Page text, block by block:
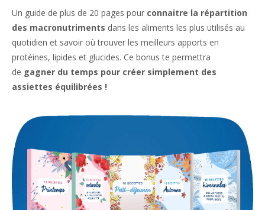
Un guide de plus de 20 pages pour connaitre la répartition
des macronutriments dans les aliments les plus utilisés au
quotidien et savoir où trouver les meilleurs apports en
protéines, lipides et glucides. Ce bonus te permettra
de gagner du temps pour créer simplement des
assiettes équilibrées !